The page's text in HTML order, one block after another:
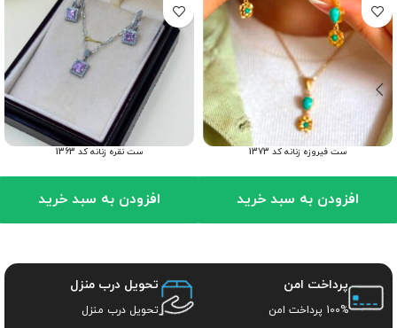
ست فیروزه زنانه کد 1373
افزودن به سبد خرید
ست نقره زنانه کد 1363
افزودن به سبد خرید
پرداخت امن
100% پرداخت امن
تحویل درب منزل
تحویل درب منزل